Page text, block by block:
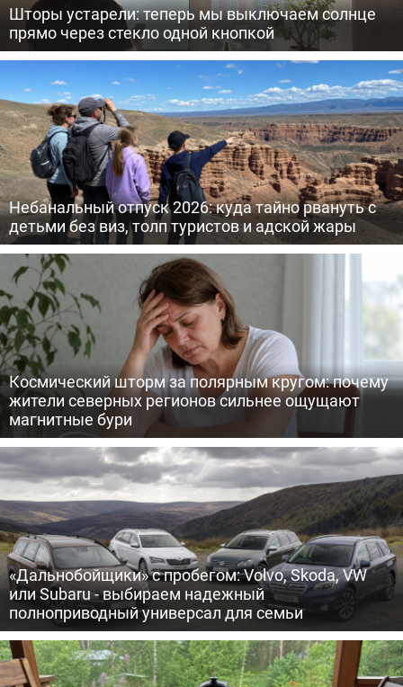
Шторы устарели: теперь мы выключаем солнце
прямо через стекло одной кнопкой
Небанальный отпуск 2026: куда тайно рвануть с
детьми без виз, толп туристов и адской жары
Космический шторм за полярным кругом: почему
жители северных регионов сильнее ощущают
магнитные бури
«Дальнобойщики» с пробегом: Volvo, Skoda, VW
или Subaru - выбираем надежный
полноприводный универсал для семьи